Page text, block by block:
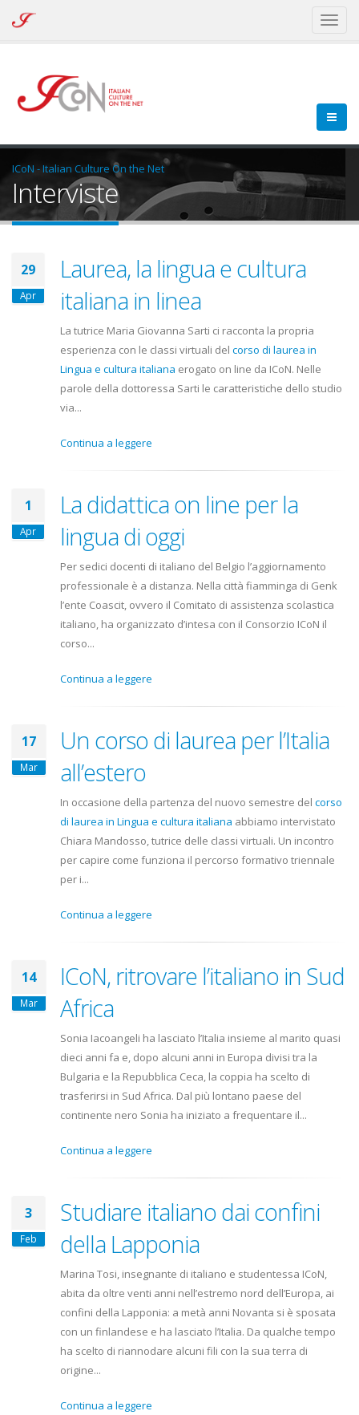
ICoN
On
the
Net
ICoN - Italian Culture On the Net
Interviste
29
Apr
Laurea, la lingua e cultura
italiana in linea
La tutrice Maria Giovanna Sarti ci racconta la propria
esperienza con le classi virtuali del corso di laurea in
Lingua e cultura italiana erogato on line da ICoN. Nelle
parole della dottoressa Sarti le caratteristiche dello studio
via...
Continua a leggere
1
Apr
La didattica on line per la
lingua di oggi
Per sedici docenti di italiano del Belgio l’aggiornamento
professionale è a distanza. Nella città fiamminga di Genk
l’ente Coascit, ovvero il Comitato di assistenza scolastica
italiano, ha organizzato d’intesa con il Consorzio ICoN il
corso...
Continua a leggere
17
Mar
Un corso di laurea per l’Italia
all’estero
In occasione della partenza del nuovo semestre del corso
di laurea in Lingua e cultura italiana abbiamo intervistato
Chiara Mandosso, tutrice delle classi virtuali. Un incontro
per capire come funziona il percorso formativo triennale
per i...
Continua a leggere
14
Mar
ICoN, ritrovare l’italiano in Sud
Africa
Sonia Iacoangeli ha lasciato l’Italia insieme al marito quasi
dieci anni fa e, dopo alcuni anni in Europa divisi tra la
Bulgaria e la Repubblica Ceca, la coppia ha scelto di
trasferirsi in Sud Africa. Dal più lontano paese del
continente nero Sonia ha iniziato a frequentare il...
Continua a leggere
3
Feb
Studiare italiano dai confini
della Lapponia
Marina Tosi, insegnante di italiano e studentessa ICoN,
abita da oltre venti anni nell’estremo nord dell’Europa, ai
confini della Lapponia: a metà anni Novanta si è sposata
con un finlandese e ha lasciato l’Italia. Da qualche tempo
ha scelto di riannodare alcuni fili con la sua terra di
origine...
Continua a leggere